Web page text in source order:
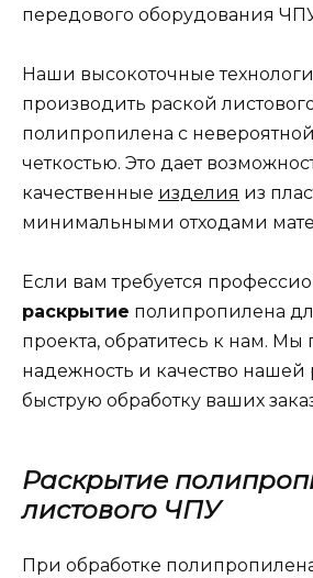
передового оборудования
Наши высокоточные
производить раской
полипропилена с
четкостью. Это дает
качественные изделия из
минимальными отходами
Если вам требуется
раскрытие полипропилена
проекта, обратитесь к нам. Мы
надежность и качество нашей
быструю обработку ваших
Раскрытие
листового ЧПУ
При обработке